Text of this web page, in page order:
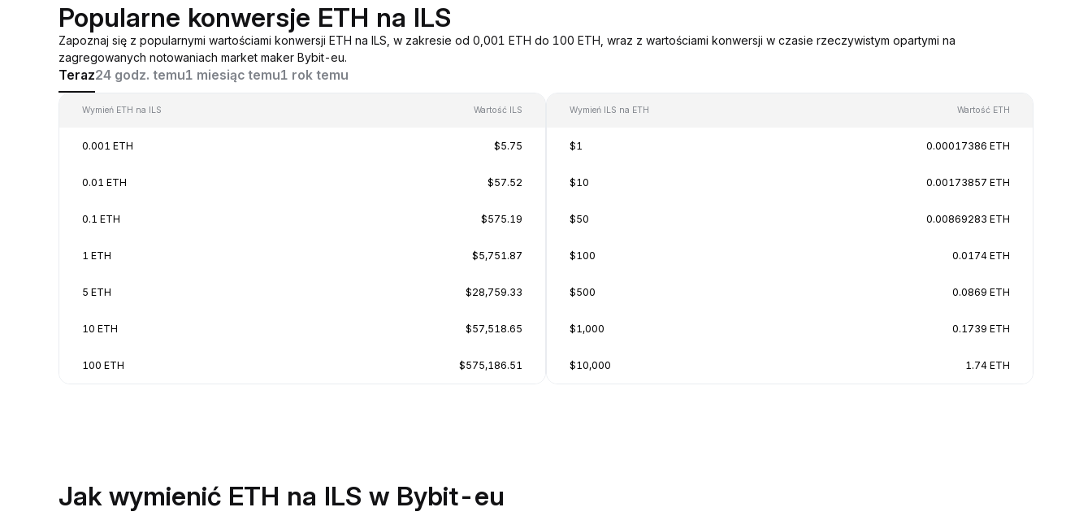
Popularne konwersje ETH na ILS
Zapoznaj się z popularnymi wartościami konwersji ETH na ILS, w zakresie od 0,001 ETH do 100 ETH, wraz z wartościami konwersji w czasie rzeczywistym opartymi na
zagregowanych notowaniach market maker Bybit-eu.
Teraz24 godz. temu1 miesiąc temu1 rok temu
Wymień ETH na ILS Wartość ILS
0.001 ETH $5.75
0.01 ETH $57.52
0.1 ETH $575.19
1 ETH $5,751.87
5 ETH $28,759.33
10 ETH $57,518.65
100 ETH $575,186.51
Wymień ILS na ETH Wartość ETH
$1 0.00017386 ETH
$10 0.00173857 ETH
$50 0.00869283 ETH
$100 0.0174 ETH
$500 0.0869 ETH
$1,000 0.1739 ETH
$10,000 1.74 ETH
Jak wymienić ETH na ILS w Bybit-eu